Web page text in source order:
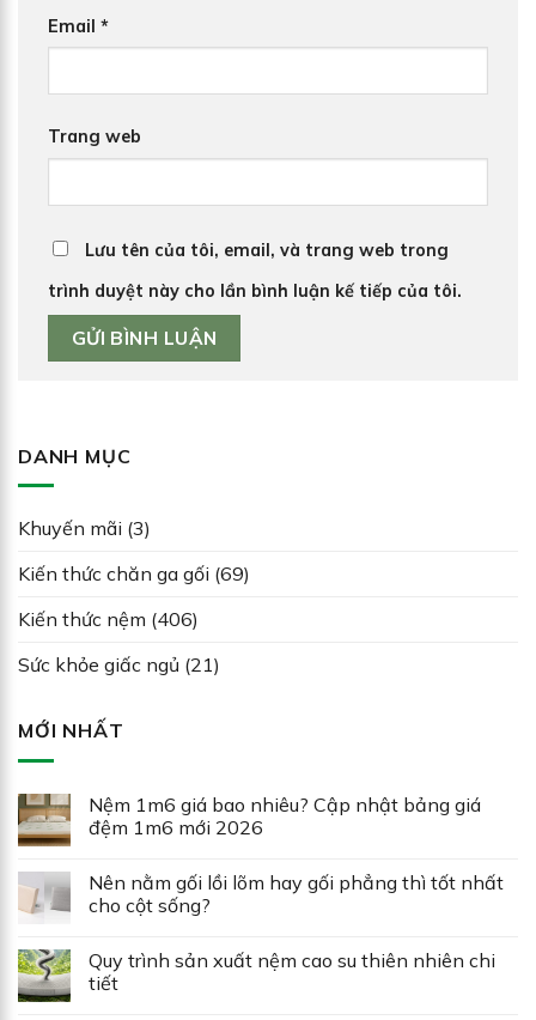
Email *
Trang web
Lưu tên của tôi, email, và trang web trong
trình duyệt này cho lần bình luận kế tiếp của tôi.
DANH MỤC
Khuyến mãi (3)
Kiến thức chăn ga gối (69)
Kiến thức nệm (406)
Sức khỏe giấc ngủ (21)
MỚI NHẤT
Nệm 1m6 giá bao nhiêu? Cập nhật bảng giá
đệm 1m6 mới 2026
Nên nằm gối lồi lõm hay gối phẳng thì tốt nhất
cho cột sống?
Quy trình sản xuất nệm cao su thiên nhiên chi
tiết